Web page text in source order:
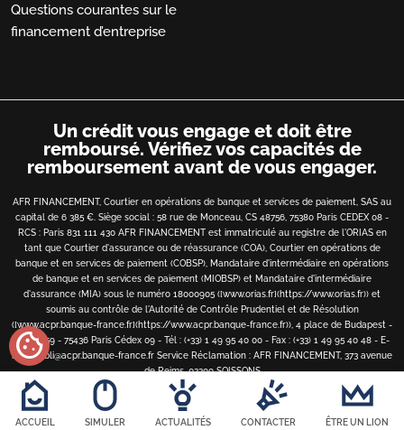
Questions courantes sur le
financement d’entreprise
Un crédit vous engage et doit être
remboursé. Vérifiez vos capacités de
remboursement avant de vous engager.
AFR FINANCEMENT, Courtier en opérations de banque et services de paiement, SAS au
capital de 6 385 €. Siège social : 58 rue de Monceau, CS 48756, 75380 Paris CEDEX 08 -
RCS : Paris 831 111 430 AFR FINANCEMENT est immatriculé au registre de l'ORIAS en
tant que Courtier d'assurance ou de réassurance (COA), Courtier en opérations de
banque et en services de paiement (COBSP), Mandataire d'intermédiaire en opérations
de banque et en services de paiement (MIOBSP) et Mandataire d'intermédiaire
d'assurance (MIA) sous le numéro 18000905 ([www.orias.fr](https://www.orias.fr)) et
soumis au contrôle de l'Autorité de Contrôle Prudentiel et de Résolution
([www.acpr.banque-france.fr](https://www.acpr.banque-france.fr)), 4 place de Budapest -
CS 92459 - 75436 Paris Cédex 09 - Tél : (+33) 1 49 95 40 00 - Fax : (+33) 1 49 95 40 48 - E-
mail : bibli@acpr.banque-france.fr Service Réclamation : AFR FINANCEMENT, 373 avenue
de Reims, 02200 SOISSONS
Copyright©2026 • AFR financement • Tous droits réservés
ACCUEIL SIMULER ACTUALITÉS CONTACTER ÊTRE UN LION
cookie